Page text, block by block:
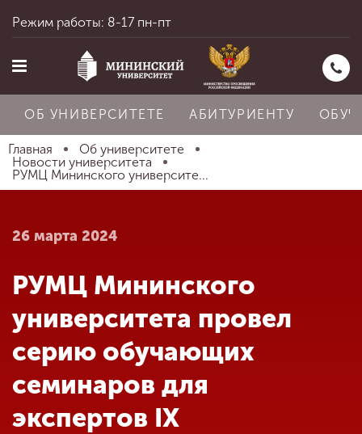
Главная
Абитуриенту
Обучение
Наука
Режим работы: 8-17 пн-пт
ОБ УНИВЕРСИТЕТЕ АБИТУРИЕНТУ
Главная
Об университете
Новости университета
РУМЦ Мининского университе...
26 марта 2024
РУМЦ Мининского
университета провел
серию обучающих
семинаров для
экспертов IX